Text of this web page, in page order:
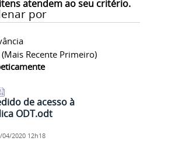
itens atendem ao seu critério.
por
Recente Primeiro)
de acesso à
DOC.doc
2020 12h17
/
de acesso à
ODT.odt
04/2020 12h18